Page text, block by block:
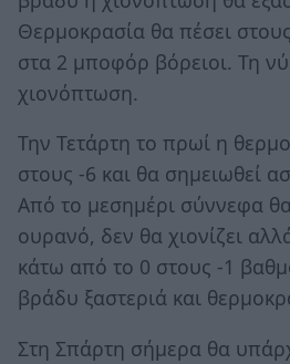
Θερμοκρασία θα πέσει
στα 2 μποφόρ βόρειοι. Τη
χιονόπτωση.
Την Τετάρτη το πρωί η
στους -6 και θα σημειωθεί
Από το μεσημέρι σύννεφα
ουρανό, δεν θα χιονίζει
κάτω από το 0 στους -1
βράδυ ξαστεριά και
Στη Σπάρτη σήμερα θα